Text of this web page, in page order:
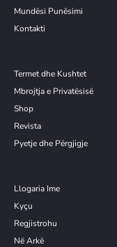
Mundësi Punësimi
Kontakti
Termet dhe Kushtet
Mbrojtja e Privatësisë
Shop
Revista
Pyetje dhe Përgjigje
Llogaria Ime
Kyçu
Regjistrohu
Në Arkë